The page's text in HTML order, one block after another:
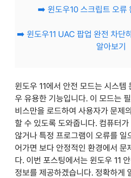
➡️ 윈도우10 스크립트 오류
➡️ 윈도우11 UAC 팝업 완전 차단
알아보기
윈도우 11에서 안전 모드는 시스템
우 유용한 기능입니다. 이 모드는
비스만을 로드하여 사용자가 문제
할 수 있도록 도와줍니다. 컴퓨터
않거나 특정 프로그램이 오류를 일
어가면 보다 안정적인 환경에서 문
다. 이번 포스팅에서는 윈도우 11
정보를 제공하겠습니다. 정확하게